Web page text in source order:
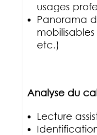
usages
Panorama
mobilisables
etc.)
Analyse du
Lecture